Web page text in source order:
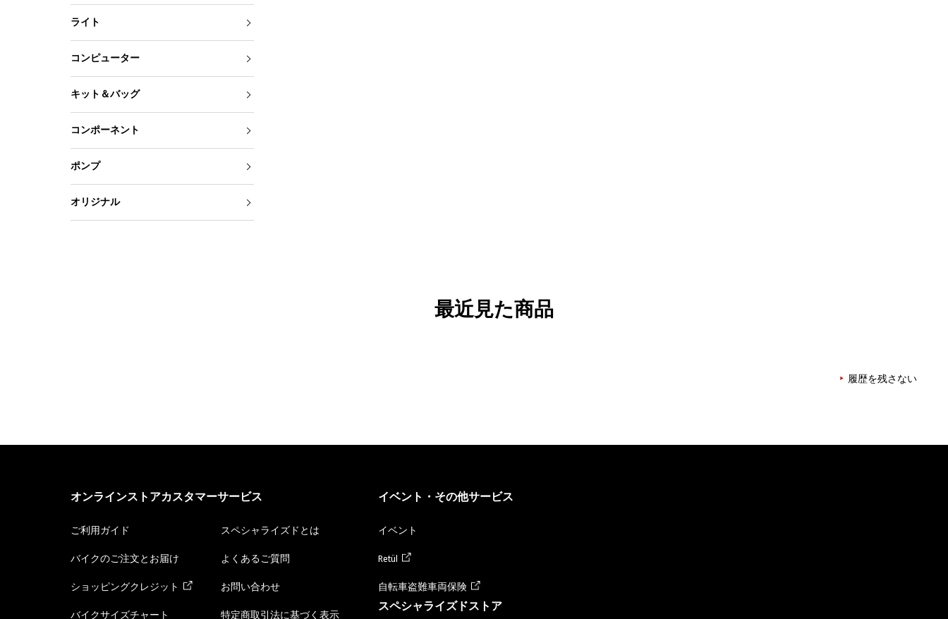
ライト
コンピューター
キット＆バッグ
コンポーネント
ポンプ
オリジナル
最近見た商品
履歴を残さない
オンラインストアカスタマーサービス
ご利用ガイド
バイクのご注文とお届け
ショッピングクレジット
バイクサイズチャート
スペシャライズドとは
よくあるご質問
お問い合わせ
特定商取引法に基づく表示
イベント・その他サービス
イベント
Retül
自転車盗難車両保険
スペシャライズドストア